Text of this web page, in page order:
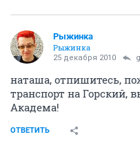
Рыжинка
Рыжинка
25 декабря 2010
наташа, отпишитесь,
транспорт на Горский,
Академа!
ОТВЕТИТЬ